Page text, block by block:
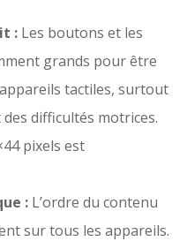
: Les boutons et les
grands pour être
tactiles, surtout
difficultés motrices.
pixels est
: L’ordre du contenu
sur tous les appareils.